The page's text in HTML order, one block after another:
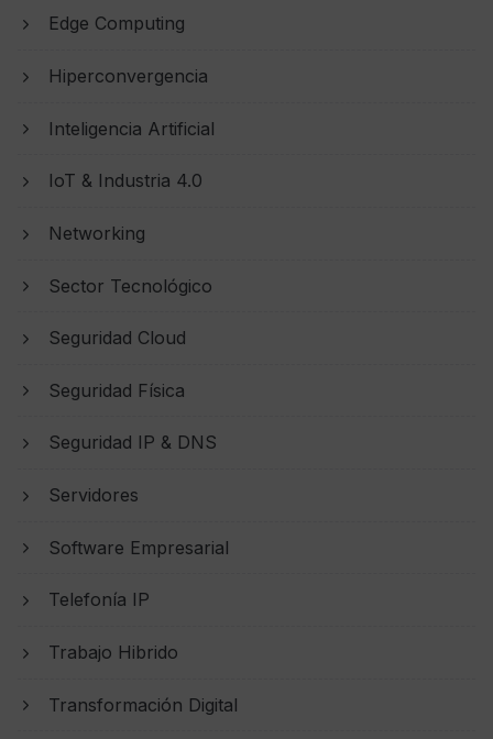
Edge Computing
Hiperconvergencia
Inteligencia Artificial
IoT & Industria 4.0
Networking
Sector Tecnológico
Seguridad Cloud
Seguridad Física
Seguridad IP & DNS
Servidores
Software Empresarial
Telefonía IP
Trabajo Hibrido
Transformación Digital